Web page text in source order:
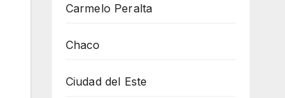
Carmelo Peralta
Chaco
Ciudad del Este